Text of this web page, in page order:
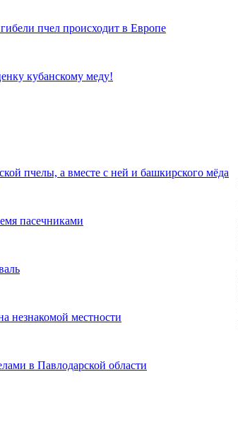
пчел происходит в Европе
кубанскому меду!
пчелы, а вместе с ней и башкирского мёда
пасечниками
незнакомой местности
в Павлодарской области